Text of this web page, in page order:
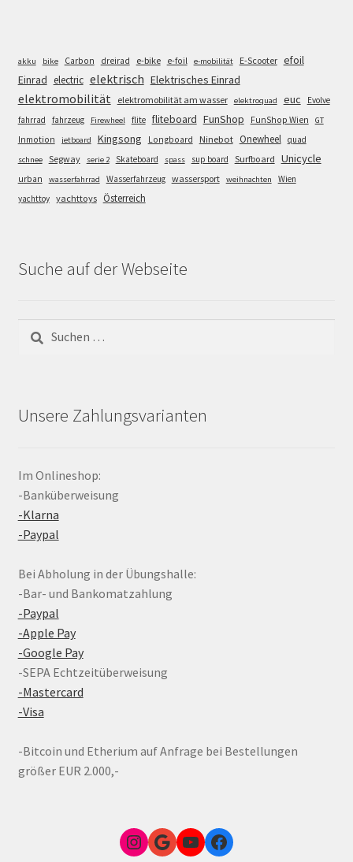
akku bike Carbon dreirad e-bike e-foil e-mobilität E-Scooter efoil
Einrad electric elektrisch Elektrisches Einrad
elektromobilität elektromobilität am wasser elektroquad euc
Evolve
fahrrad
fahrzeug Firewheel flite fliteboard FunShop FunShop Wien GT
Inmotion jetboard Kingsong Longboard Ninebot Onewheel quad
schnee Segway serie 2 Skateboard spass sup board Surfboard Unicycle
urban wasserfahrrad Wasserfahrzeug wassersport weihnachten
Wien
yachttoy yachttoys Österreich
Suche auf der Webseite
Suchen
nach:
Unsere Zahlungsvarianten
Im Onlineshop:
-Banküberweisung
-Klarna
-Paypal
Bei Abholung in der Übungshalle:
-Bar- und Bankomatzahlung
-Paypal
-Apple Pay
-Google Pay
-SEPA Echtzeitüberweisung
-Mastercard
-Visa
-Bitcoin und Etherium auf Anfrage bei Bestellungen
größer EUR 2.000,-
Instagram
Google Link zum FunShop WienYouTubeFacebook